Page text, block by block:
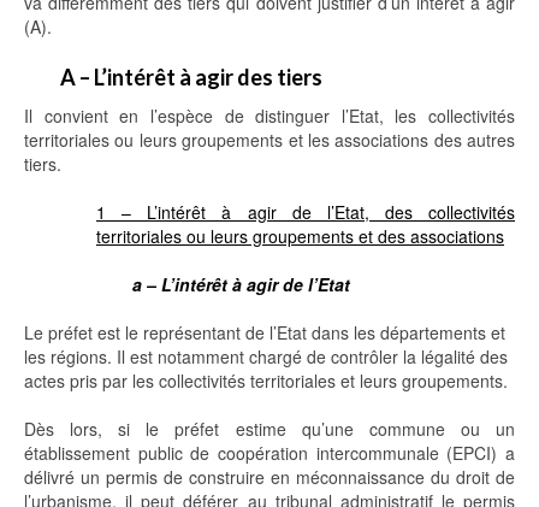
(A).
A – L’intérêt à agir des tiers
Il convient en l’espèce de distinguer l’Etat, les collectivités
territoriales ou leurs groupements et les associations des autres
tiers.
1 – L’intérêt à agir de l’Etat, des collectivités
territoriales ou leurs groupements et des associations
a – L’intérêt à agir de l’Etat
Le préfet est le représentant de l’Etat dans les départements et
les régions. Il est notamment chargé de contrôler la légalité des
actes pris par les collectivités territoriales et leurs groupements.
Dès lors, si le préfet estime qu’une commune ou un
établissement public de coopération intercommunale (EPCI) a
délivré un permis de construire en méconnaissance du droit de
l’urbanisme, il peut déférer au tribunal administratif le permis